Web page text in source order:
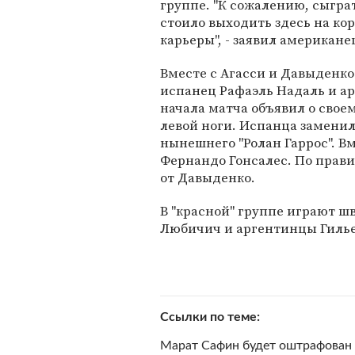
группе. "К сожалению,
стоило выходить здесь на
карьеры", - заявил
Вместе с Агасси и
испанец Рафаэль Надаль и
начала матча объявил о
левой ноги. Испанца
нынешнего "Ролан Гаррос".
Фернандо Гонсалес. По
от Давыденко.
В "красной" группе играют
Любичич и аргентинцы
Ссылки по теме
Марат Сафин будет оштрафован